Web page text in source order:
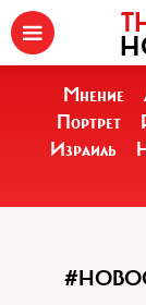
Мнение
Портрет
Израиль